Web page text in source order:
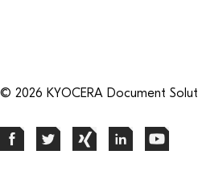
© 2026 KYOCERA Document